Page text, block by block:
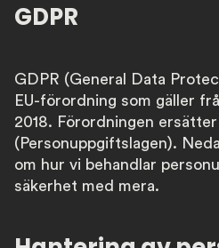
GDPR
GDPR (General Data
EU-förordning som gäller
2018. Förordningen ersätter
(Personuppgiftslagen).
om hur vi behandlar
säkerhet med mera.